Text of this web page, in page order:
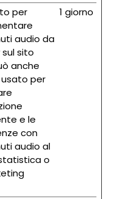
per
audio da
sito
anche
per
e le
con
audio al
o
1 giorno